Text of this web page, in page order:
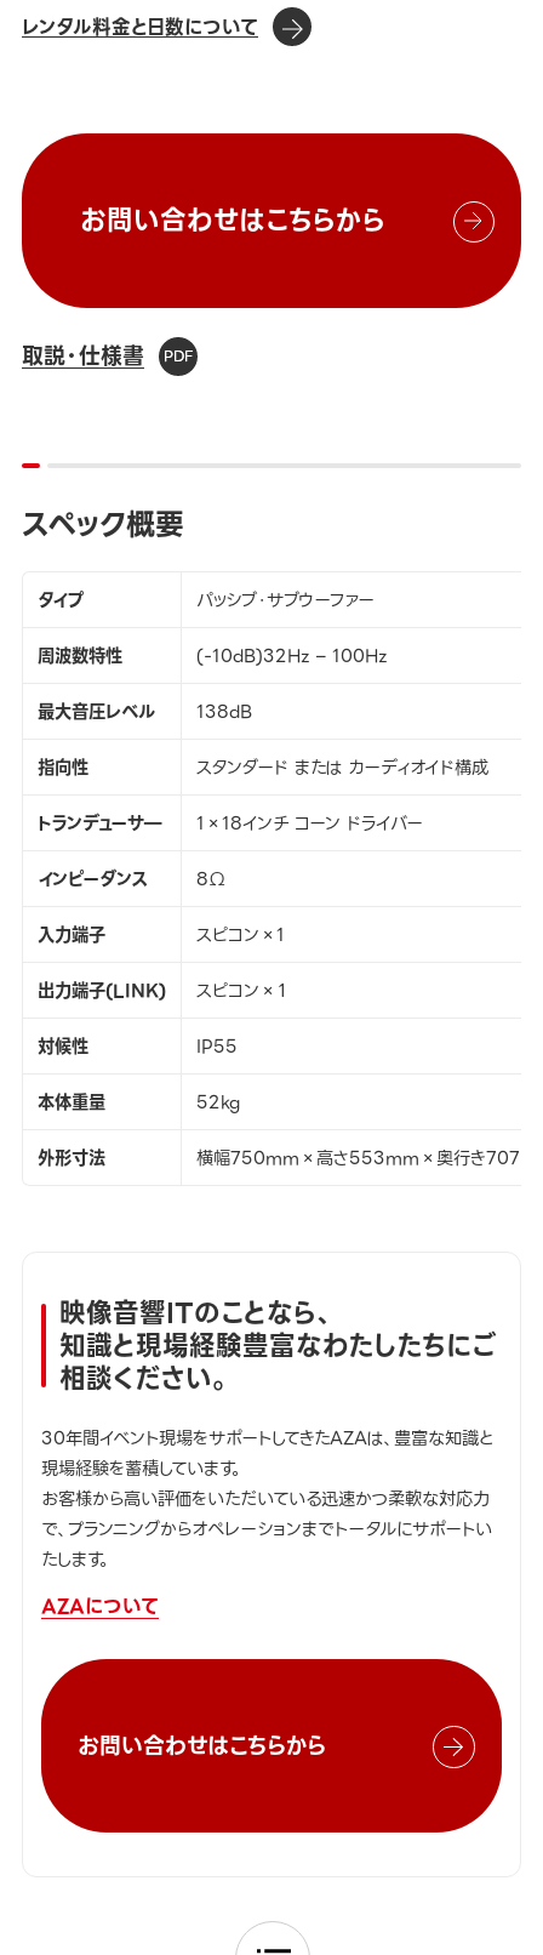
レンタル料金と日数について
お問い合わせはこちらから
取説・仕様書
スペック概要
タイプ
パッシブ・サブウーファー
周波数特性
(-10dB)32Hz – 100Hz
最大音圧レベル
138dB
指向性
スタンダード または カーディオイド構成
トランデューサ―
1×18インチ コーン ドライバー
インピーダンス
8Ω
入力端子
スピコン×1
出力端子(LINK)
スピコン×１
対候性
IP55
本体重量
52kg
外形寸法
横幅750mm×高さ553mm×奥行き
映像音響ITのことなら、
知識と現場経験豊富なわたしたちにご
相談ください。
30年間イベント現場をサポートしてきたAZAは、豊富な知識と
現場経験を蓄積しています。
お客様から高い評価をいただいている迅速かつ柔軟な対応力
で、プランニングからオペレーションまでトータルにサポートい
たします。
AZAについて
お問い合わせはこちらから